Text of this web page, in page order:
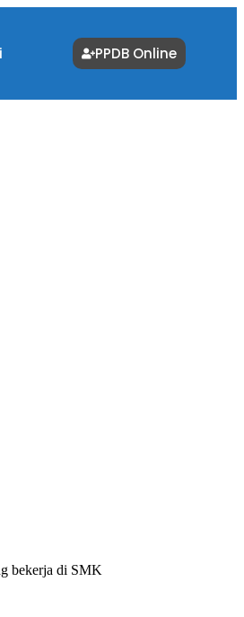
PPDB Online
bekerja di SMK